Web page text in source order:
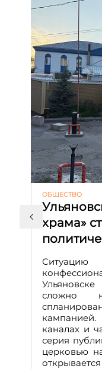
ОБЩЕСТВО
храма»
сложно
каналах и
серия
церковью